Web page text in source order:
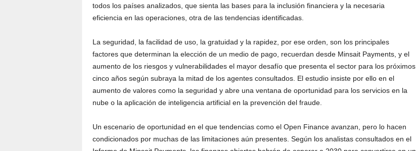
todos los países analizados, que sienta las bases para la inclusión financiera y la necesaria
eficiencia en las operaciones, otra de las tendencias identificadas.
La seguridad, la facilidad de uso, la gratuidad y la rapidez, por ese orden, son los principales
factores que determinan la elección de un medio de pago, recuerdan desde Minsait Payments, y el
aumento de los riesgos y vulnerabilidades el mayor desafío que presenta el sector para los próximos
cinco años según subraya la mitad de los agentes consultados. El estudio insiste por ello en el
aumento de valores como la seguridad y abre una ventana de oportunidad para los servicios en la
nube o la aplicación de inteligencia artificial en la prevención del fraude.
Un escenario de oportunidad en el que tendencias como el Open Finance avanzan, pero lo hacen
condicionados por muchas de las limitaciones aún presentes. Según los analistas consultados en el